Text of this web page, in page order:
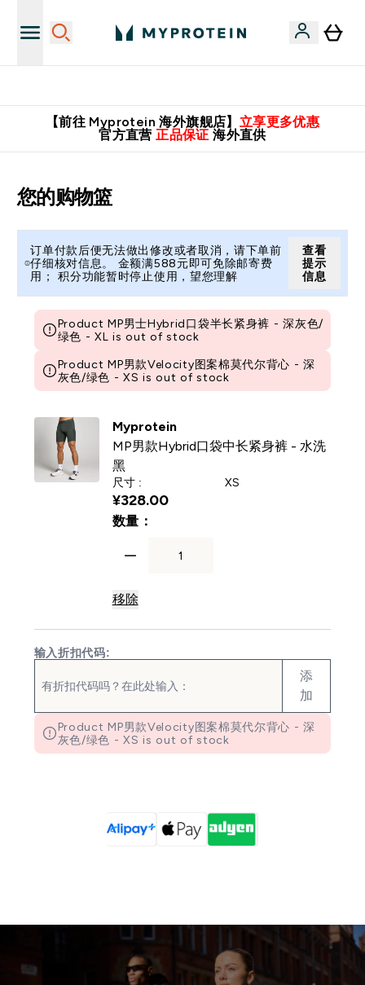
【前往 Myprotein 海外旗舰店】 立享更多优惠
官方直营 正品保证 海外直供
您的购物篮
订单付款后便无法做出修改或者取消，请下单前
仔细核对信息。 金额满588元即可免除邮寄费
用； 积分功能暂时停止使用，望您理解
查看
提示
信息
Product MP男士Hybrid口袋半长紧身裤 - 深灰色/
绿色 - XL is out of stock
Product MP男款Velocity图案棉莫代尔背心 - 深
灰色/绿色 - XS is out of stock
Myprotein
MP男款Hybrid口袋中长紧身裤 - 水洗
黑
尺寸 : XS
¥328.00‎
数量：
移除
输入折扣代码:
添
加
Product MP男款Velocity图案棉莫代尔背心 - 深
灰色/绿色 - XS is out of stock